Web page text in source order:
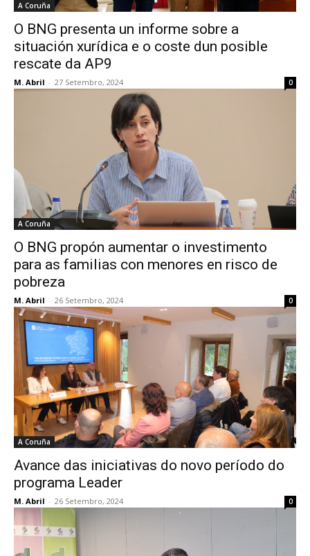
A Coruña
O BNG presenta un informe sobre a
situación xurídica e o coste dun posible
rescate da AP9
M. Abril - 27 Setembro, 2024 0
A Coruña
O BNG propón aumentar o investimento
para as familias con menores en risco de
pobreza
M. Abril - 26 Setembro, 2024 0
A Coruña
Avance das iniciativas do novo período do
programa Leader
M. Abril - 26 Setembro, 2024 0